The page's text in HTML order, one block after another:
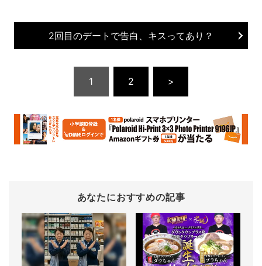
2回目のデートで告白、キスってあり？
1 2 >
あなたにおすすめの記事